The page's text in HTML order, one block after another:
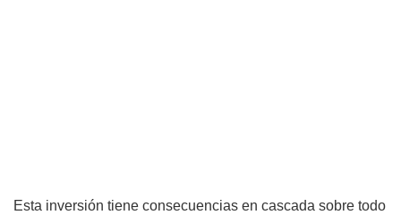
Esta inversión tiene consecuencias en cascada sobre todo